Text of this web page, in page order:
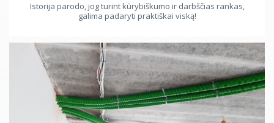
Istorija parodo, jog turint kūrybiškumo ir darbščias rankas,
galima padaryti praktiškai viską!